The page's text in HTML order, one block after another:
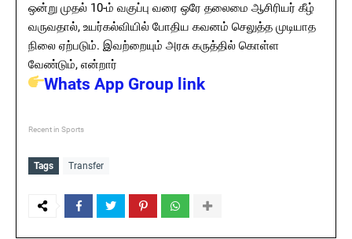
ஒன்று முதல் 10-ம் வகுப்பு வரை ஒரே தலைமை ஆசிரியர் கீழ்
வருவதால், உயர்கல்வியில் போதிய கவனம் செலுத்த முடியாத
நிலை ஏற்படும். இவற்றையும் அரசு கருத்தில் கொள்ள
வேண்டும், என்றார்
Whats App Group link
Recent in Sports
Tags Transfer